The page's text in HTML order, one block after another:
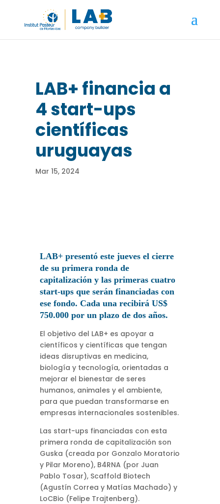
LAB+ financia a
4 start-ups
científicas
uruguayas
Mar 15, 2024
LAB+ presentó este jueves el cierre
de su primera ronda de
capitalización y las primeras cuatro
start-ups que serán financiadas con
ese fondo. Cada una recibirá US$
750.000 por un plazo de dos años.
El objetivo del LAB+ es apoyar a
científicos y científicas que tengan
ideas disruptivas en medicina,
biología y tecnología, orientadas a
mejorar el bienestar de seres
humanos, animales y el ambiente,
para que puedan transformarse en
empresas internacionales sostenibles.
Las start-ups financiadas con esta
primera ronda de capitalización son
Guska (creada por Gonzalo Moratorio
y Pilar Moreno), B4RNA (por Juan
Pablo Tosar), Scaffold Biotech
(Agustín Correa y Matías Machado) y
LoCBio (Felipe Trajtenberg).